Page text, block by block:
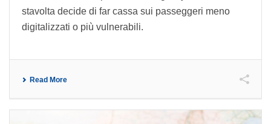
stavolta decide di far cassa sui passeggeri meno
digitalizzati o più vulnerabili.
Read More